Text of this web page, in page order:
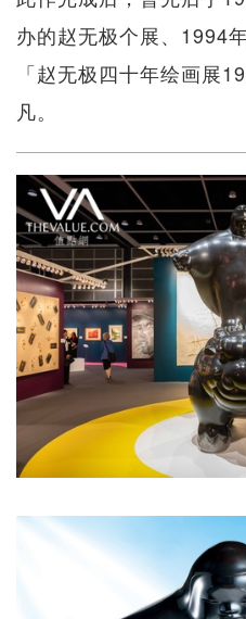
办的赵无极个展、1994
「赵无极四十年绘画展
凡。